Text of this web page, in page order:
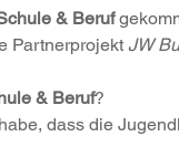
& Beruf
Partnerprojekt JW
& Beruf?
dass die